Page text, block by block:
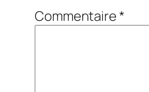
Commentaire*